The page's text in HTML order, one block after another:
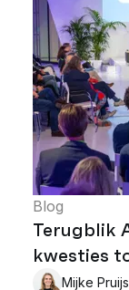
Blog
Terugblik
kwesties
Mijke Pruijs